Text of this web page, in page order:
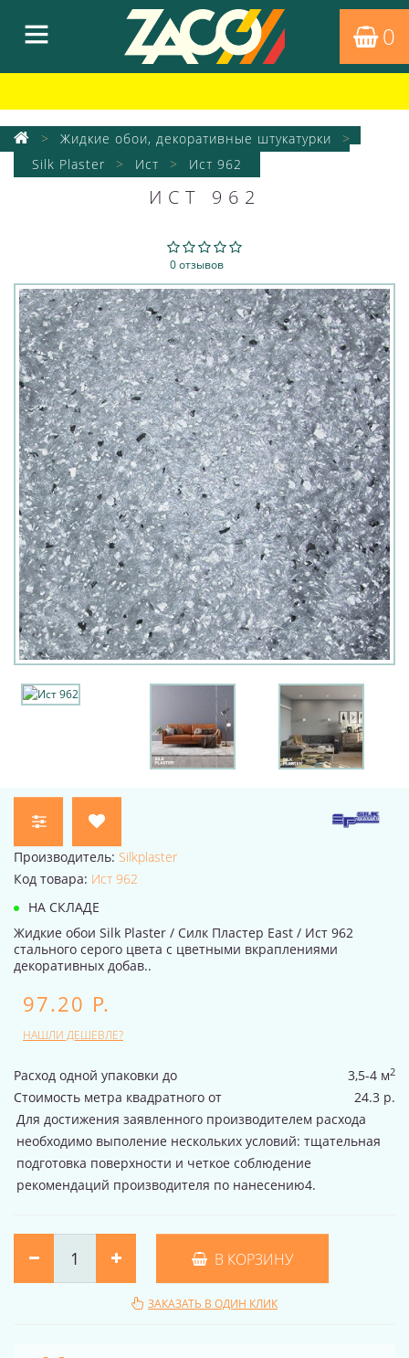
0
Жидкие обои, декоративные штукатурки
Silk Plaster
Ист Ист 962
ИСТ 962
0 отзывов
Производитель: Silkplaster
Код товара: Ист 962
НА СКЛАДЕ
Жидкие обои Silk Plaster / Силк Пластер East / Ист 962
стального серого цвета с цветными вкраплениями
декоративных добав..
97.20 Р.
НАШЛИ ДЕШЕВЛЕ?
Расход одной упаковки до 3,5-4 м2
Стоимость метра квадратного от
24.3 р.
Для достижения заявленного производителем расхода
необходимо выполение нескольких условий: тщательная
подготовка поверхности и четкое соблюдение
рекомендаций производителя по нанесению4.
В КОРЗИНУ
ЗАКАЗАТЬ В ОДИН КЛИК